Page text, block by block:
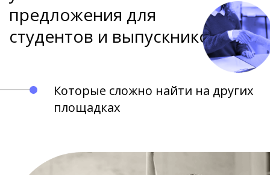
предложения для
студентов и выпускников
Которые сложно найти на других
площадках